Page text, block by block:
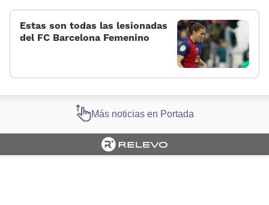
Estas son todas las lesionadas
del FC Barcelona Femenino
Más noticias en Portada